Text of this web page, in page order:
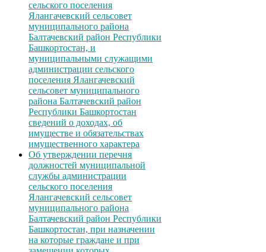
сельского поселения
Ялангачевский сельсовет
муниципального района
Балтачевский район Республики
Башкортостан, и
муниципальными служащими
администрации сельского
поселения Ялангачевский
сельсовет муниципального
района Балтачевский район
Республики Башкортостан
сведений о доходах, об
имуществе и обязательствах
имущественного характера
Об утверждении перечня
должностей муниципальной
службы администрации
сельского поселения
Ялангачевский сельсовет
муниципального района
Балтачевский район Республики
Башкортостан, при назначении
на которые граждане и при